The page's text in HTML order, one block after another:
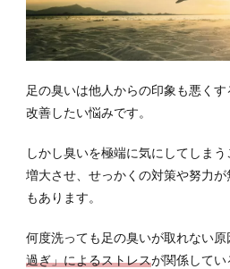
足の臭いは他人からの印象も悪く
改善したい悩みです。
しかし臭いを極端に気にしてしま
増大させ、せっかくの対策や努力
もあります。
何度洗っても足の臭いが取れない
過ぎ」によるストレスが関係してい